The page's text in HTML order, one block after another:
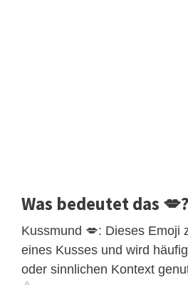
Was bedeutet das 💋?
Kussmund 💋: Dieses Emoji
eines Kusses und wird
oder sinnlichen Kontext